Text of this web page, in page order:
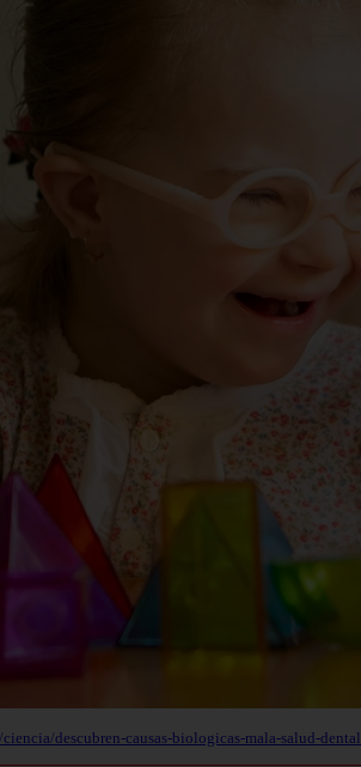
descubren-causas-biologicas-mala-salud-